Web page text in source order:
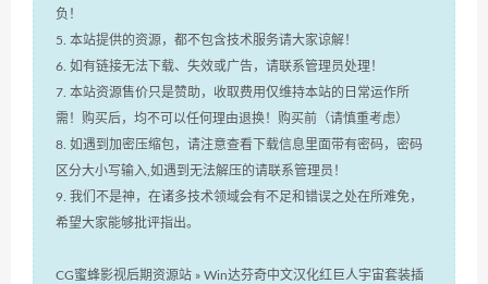
负！
5. 本站提供的资源，都不包含技术服务请大家谅解！
6. 如有链接无法下载、失效或广告，请联系管理员处理！
7. 本站资源售价只是赞助，收取费用仅维持本站的日常运作所
需！购买后，均不可以任何理由退换！购买前（请慎重考虑）
8. 如遇到加密压缩包，请注意查看下载信息里面带有密码，密码
区分大小写输入,如遇到无法解压的请联系管理员！
9. 我们不是神，在诸多技术领域会有不足和错误之处在所难免，
希望大家能够批评指出。
CG蜜蜂影视后期资源站 » Win达芬奇中文汉化红巨人宇宙套装插